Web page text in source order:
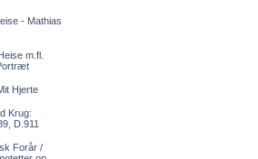
- Mathias
m.fl.
Hjerte
Krug:
D.911
Forår /